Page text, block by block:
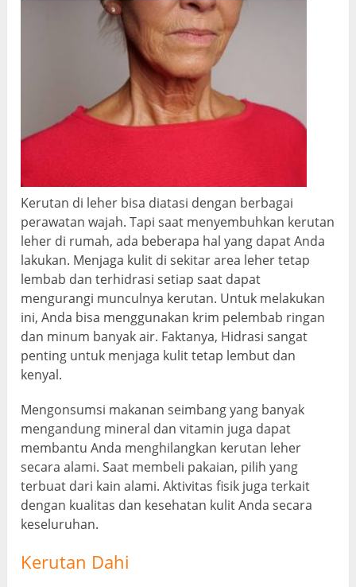
Kerutan di leher bisa diatasi dengan berbagai
perawatan wajah. Tapi saat menyembuhkan kerutan
leher di rumah, ada beberapa hal yang dapat Anda
lakukan. Menjaga kulit di sekitar area leher tetap
lembab dan terhidrasi setiap saat dapat
mengurangi munculnya kerutan. Untuk melakukan
ini, Anda bisa menggunakan krim pelembab ringan
dan minum banyak air. Faktanya, Hidrasi sangat
penting untuk menjaga kulit tetap lembut dan
kenyal.
Mengonsumsi makanan seimbang yang banyak
mengandung mineral dan vitamin juga dapat
membantu Anda menghilangkan kerutan leher
secara alami. Saat membeli pakaian, pilih yang
terbuat dari kain alami. Aktivitas fisik juga terkait
dengan kualitas dan kesehatan kulit Anda secara
keseluruhan.
Kerutan Dahi